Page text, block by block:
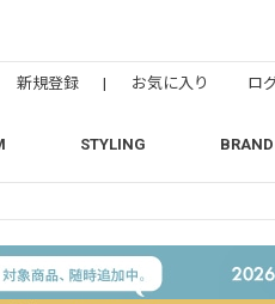
【NEEDLESの別注】50周年
STYLING BRAND
新規登録 | お気に入り ロ